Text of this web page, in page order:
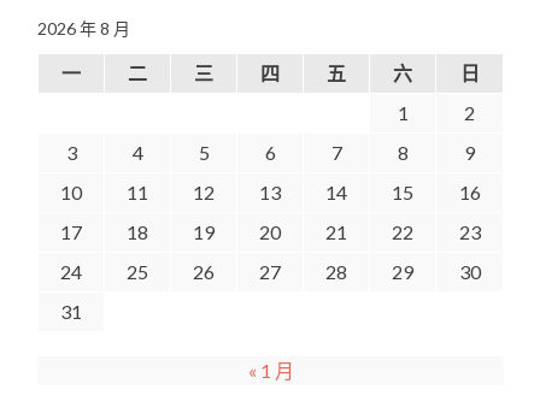
2026 年 8 月
一 二 三 四 五 六
日
1
2
3
4 5 6 7 8
9
10
11 12 13 14 15
16
17
18 19 20 21 22
23
24
25 26 27 28 29
30
31
« 1 月